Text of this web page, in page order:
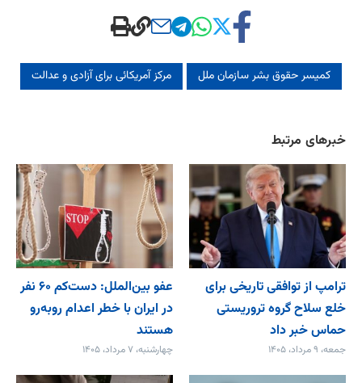
کمیسر حقوق بشر سازمان ملل مرکز آمریکائی برای آزادی و عدالت
خبرهای مرتبط
ترامپ از توافقی تاریخی برای
خلع ‌سلاح گروه تروریستی
حماس خبر داد
جمعه، ۹ مرداد، ۱۴۰۵
عفو بین‌الملل: دست‌کم ۶۰ نفر
در ایران با خطر اعدام روبه‌رو
هستند
چهارشنبه، ۷ مرداد، ۱۴۰۵